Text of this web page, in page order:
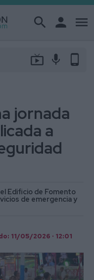
search person menu
live_tv mic phone_android
jornada
a
Edificio de Fomento
de emergencia y
11/05/2026 · 12:01